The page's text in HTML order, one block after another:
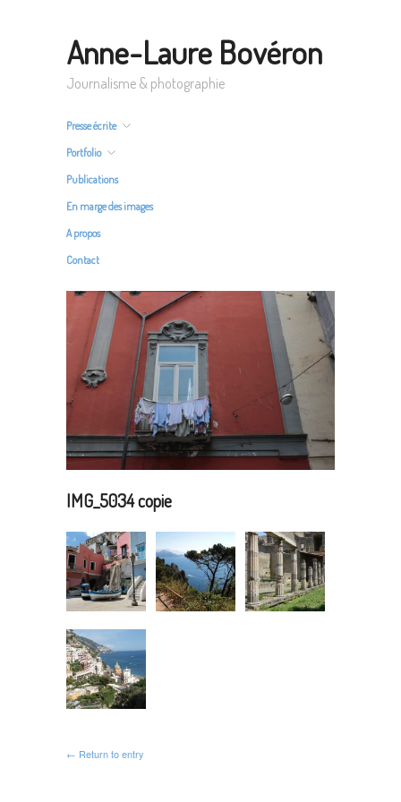
Anne-Laure Bovéron
Journalisme & photographie
Presse écrite
Portfolio
Publications
En marge des images
A propos
Contact
IMG_5034 copie
← Return to entry